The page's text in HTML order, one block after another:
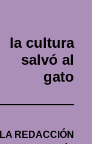
la cultura
salvó al
gato
LA REDACCIÓN